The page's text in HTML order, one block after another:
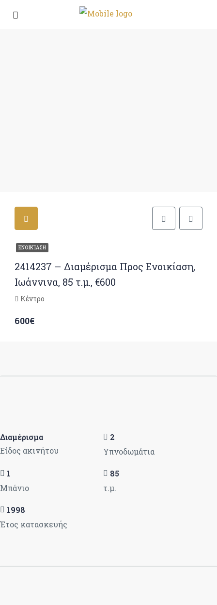
ΕΝΟΙΚΊΑΣΗ
2414237 – Διαμέρισμα Προς Ενοικίαση,
Ιωάννινα, 85 τ.μ., €600
Κέντρο
600€
Διαμέρισμα
Είδος ακινήτου
2
Υπνοδωμάτια
1
Μπάνιο
85
τ.μ.
1998
Έτος κατασκευής